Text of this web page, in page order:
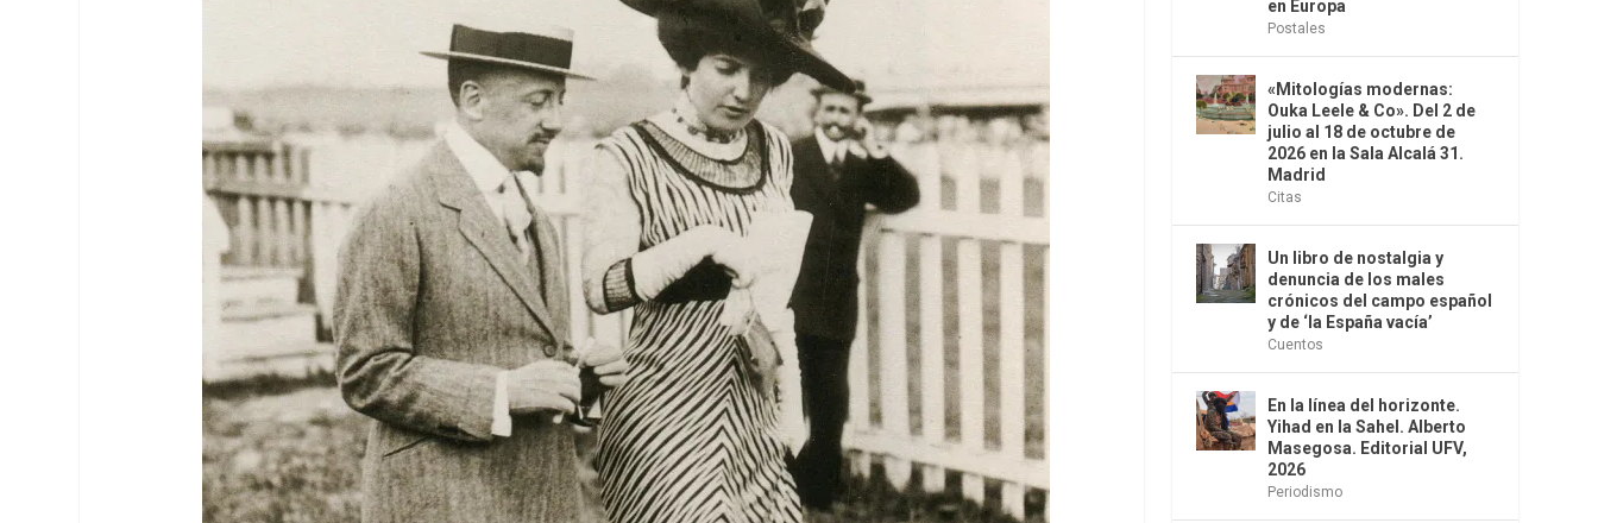
en Europa
Postales
«Mitologías modernas:
Ouka Leele & Co». Del 2 de
julio al 18 de octubre de
2026 en la Sala Alcalá 31.
Madrid
Citas
Un libro de nostalgia y
denuncia de los males
crónicos del campo español
y de ‘la España vacía’
Cuentos
En la línea del horizonte.
Yihad en la Sahel. Alberto
Masegosa. Editorial UFV,
2026
Periodismo